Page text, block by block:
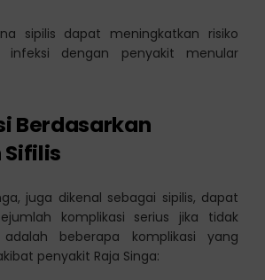
sipilis dapat meningkatkan risiko
infeksi dengan penyakit menular
Berdasarkan
juga dikenal sebagai sipilis, dapat
komplikasi serius jika tidak
beberapa komplikasi yang
penyakit Raja Singa: